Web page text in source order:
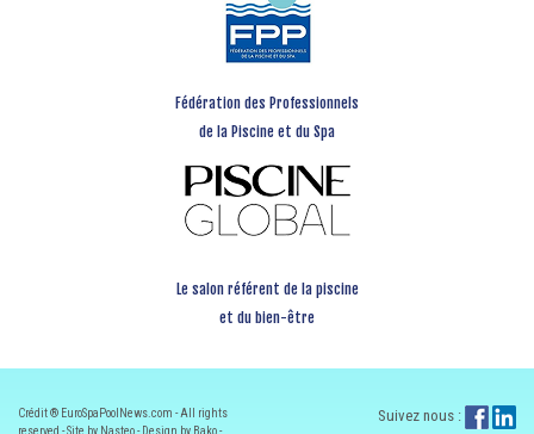
Fédération des Professionnels
de la Piscine et du Spa
Le salon référent de la piscine
et du bien-être
Crédit ® EuroSpaPoolNews.com - All rights
reserved - Site by Nasteo - Design by Bako -
Suivez nous :